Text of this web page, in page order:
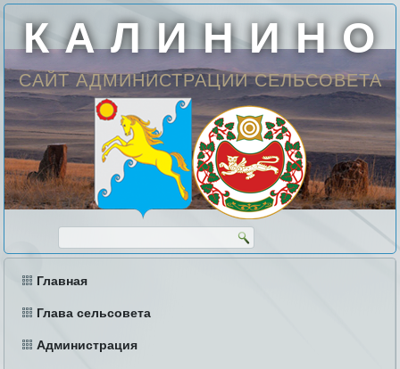
К А Л И Н И Н О
САЙТ АДМИНИСТРАЦИИ СЕЛЬСОВЕТА
Главная
Глава сельсовета
Администрация